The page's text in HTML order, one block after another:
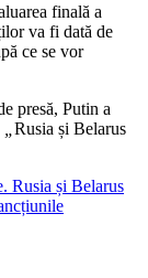
finală a
va fi dată de
ce se vor
presă, Putin a
Rusia și Belarus
Rusia și Belarus